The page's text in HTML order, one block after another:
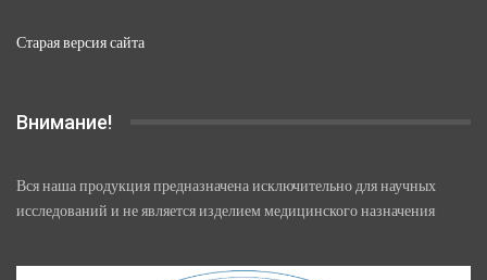
Старая версия сайта
Внимание!
Вся наша продукция предназначена исключительно для научных
исследований и не является изделием медицинского назначения